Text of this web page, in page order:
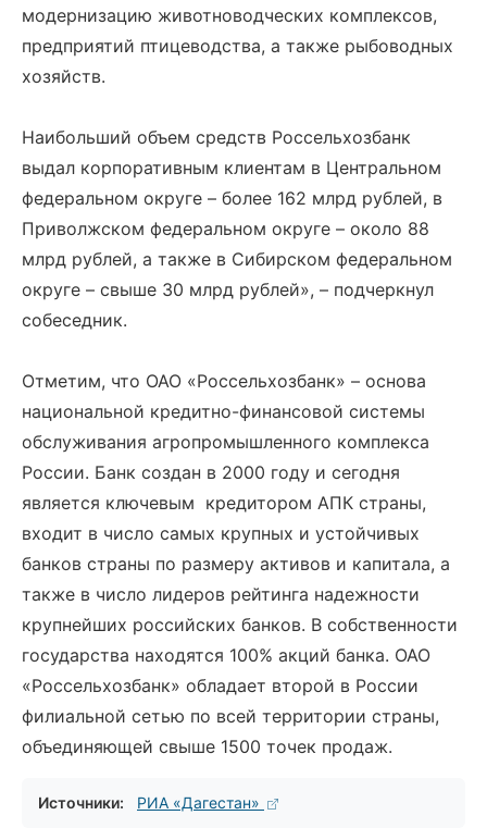
модернизацию животноводческих комплексов,
предприятий птицеводства, а также рыбоводных
хозяйств.
Наибольший объем средств Россельхозбанк
выдал корпоративным клиентам в Центральном
федеральном округе – более 162 млрд рублей, в
Приволжском федеральном округе – около 88
млрд рублей, а также в Сибирском федеральном
округе – свыше 30 млрд рублей», – подчеркнул
собеседник.
Отметим, что ОАО «Россельхозбанк» – основа
национальной кредитно-финансовой системы
обслуживания агропромышленного комплекса
России. Банк создан в 2000 году и сегодня
является ключевым кредитором АПК страны,
входит в число самых крупных и устойчивых
банков страны по размеру активов и капитала, а
также в число лидеров рейтинга надежности
крупнейших российских банков. В собственности
государства находятся 100% акций банка. ОАО
«Россельхозбанк» обладает второй в России
филиальной сетью по всей территории страны,
объединяющей свыше 1500 точек продаж.
Источники: РИА «Дагестан»